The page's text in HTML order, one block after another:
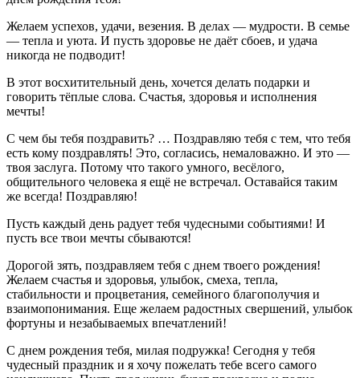
Желаем успехов, удачи, везения. В делах — мудрости. В семье
— тепла и уюта. И пусть здоровье не даёт сбоев, и удача
никогда не подводит!
В этот восхитительный день, хочется делать подарки и
говорить тёплые слова. Счастья, здоровья и исполнения
мечты!
С чем бы тебя поздравить? … Поздравляю тебя с тем, что тебя
есть кому поздравлять! Это, согласись, немаловажно. И это —
твоя заслуга. Потому что такого умного, весёлого,
общительного человека я ещё не встречал. Оставайся таким
же всегда! Поздравляю!
Пусть каждый день радует тебя чудесными событиями! И
пусть все твои мечты сбываются!
Дорогой зять, поздравляем тебя с днем твоего рождения!
Желаем счастья и здоровья, улыбок, смеха, тепла,
стабильности и процветания, семейного благополучия и
взаимопонимания. Еще желаем радостных свершений, улыбок
фортуны и незабываемых впечатлений!
С днем рождения тебя, милая подружка! Сегодня у тебя
чудесный праздник и я хочу пожелать тебе всего самого